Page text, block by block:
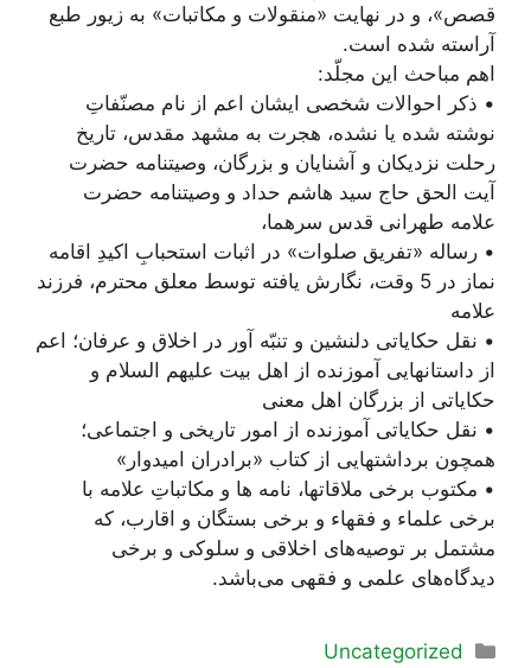
قصص»، و در نهایت «منقولات و مکاتبات» به زیور طبع
آراسته شده است.
اهم مباحث این مجلّد:
• ذکر احوالات شخصی ایشان اعم از نام مصنّفاتِ
نوشته شده یا نشده، هجرت به مشهد مقدس، تاریخ
رحلت نزدیکان و آشنایان و بزرگان، وصیتنامه حضرت
آیت الحق حاج سید هاشم حداد و وصیتنامه حضرت
علامه طهرانی قدس سرهما،
• رساله «تفریق صلوات» در اثبات استحبابِ اکیدِ اقامه
نماز در 5 وقت، نگارش یافته توسط معلق محترم، فرزند
علامه
• نقل حکایاتی دلنشین و تنبّه آور در اخلاق و عرفان؛ اعم
از داستانهایی آموزنده از اهل بیت علیهم السلام و
حکایاتی از بزرگان اهل معنی
• نقل حکایاتی آموزنده از امور تاریخی و اجتماعی؛
همچون برداشتهایی از کتاب «برادران امیدوار»
• مکتوب برخی ملاقاتها، نامه ها و مکاتباتِ علامه با
برخی علماء و فقهاء و برخی بستگان و اقارب، که
مشتمل بر توصیه‌های اخلاقی و سلوکی و برخی
دیدگاه‌های علمی و فقهی می‌باشد.
دسته‌ها
Uncategorized